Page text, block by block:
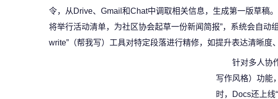
令，从Drive、Gmail和Chat中调取相关信息，生成第一版草稿
将举行活动清单，为社区协会起草一份新闻简报”，系统会自
write”（帮我写）工具对特定段落进行精修，如提升表达清晰度
针对多人协
写作风格）功能
时，Docs还上线